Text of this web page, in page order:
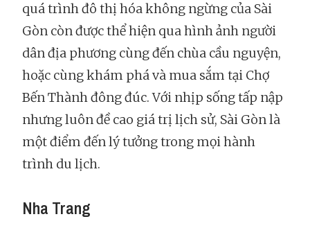
quá trình đô thị hóa không ngừng của Sài
Gòn còn được thể hiện qua hình ảnh người
dân địa phương cùng đến chùa cầu nguyện,
hoặc cùng khám phá và mua sắm tại Chợ
Bến Thành đông đúc. Với nhịp sống tấp nập
nhưng luôn đề cao giá trị lịch sử, Sài Gòn là
một điểm đến lý tưởng trong mọi hành
trình du lịch.
Nha Trang